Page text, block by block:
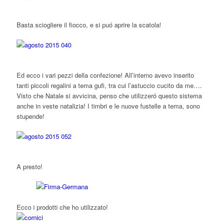
Basta sciogliere il fiocco, e si puó aprire la scatola!
Ed ecco i vari pezzi della confezione! All’interno avevo inserito
tanti piccoli regalini a tema gufi, tra cui l’astuccio cucito da me….
Visto che Natale si avvicina, penso che utilizzeró questo sistema
anche in veste natalizia! I timbri e le nuove fustelle a tema, sono
stupende!
A presto!
Ecco i prodotti che ho utilizzato!